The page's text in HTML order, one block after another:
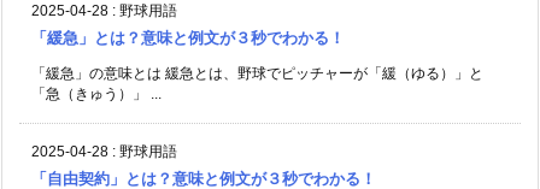
2025-04-28 : 野球用語
「緩急」とは？意味と例文が３秒でわかる！
「緩急」の意味とは 緩急とは、野球でピッチャーが「緩（ゆる）」と
「急（きゅう）」 ...
2025-04-28 : 野球用語
「自由契約」とは？意味と例文が３秒でわかる！